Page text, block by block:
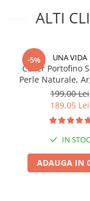
ALTI
-5% UNA VIDA
Colier Portofino
Perle Naturale,
199,00 Lei
189,05 Lei
IN STOC
ADAUGA IN